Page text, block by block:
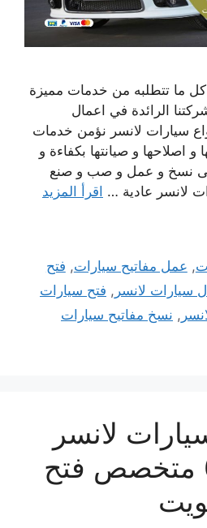
كل ما تتطلبه من خدمات مميزة
الرائدة في اعمال
سيارات لانسر نؤمن خدمات
و اصلاحها و صيانتها بكفاءة و
نسخ و عمل و صب و صنع
لانسر عادية … اقرأ المزيد
, عمل مفاتيح سيارات, فتح
سيارات لانسر , فتح سيارات
, نسخ مفاتيح سيارات
لانسر
65557275 متخصص فتح